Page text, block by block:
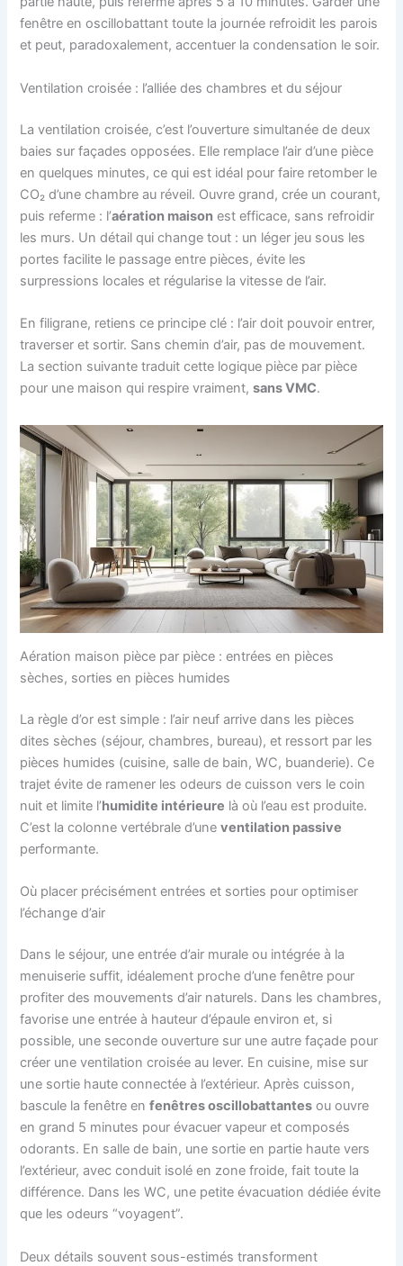
fenêtre en oscillobattant toute la journée refroidit les parois
et peut, paradoxalement, accentuer la condensation le soir.
Ventilation croisée : l’alliée des chambres et du séjour
La ventilation croisée, c’est l’ouverture simultanée de deux
baies sur façades opposées. Elle remplace l’air d’une pièce
en quelques minutes, ce qui est idéal pour faire retomber le
CO₂ d’une chambre au réveil. Ouvre grand, crée un courant,
puis referme : l’aération maison est efficace, sans refroidir
les murs. Un détail qui change tout : un léger jeu sous les
portes facilite le passage entre pièces, évite les
surpressions locales et régularise la vitesse de l’air.
En filigrane, retiens ce principe clé : l’air doit pouvoir entrer,
traverser et sortir. Sans chemin d’air, pas de mouvement.
La section suivante traduit cette logique pièce par pièce
pour une maison qui respire vraiment,sans VMC.
Aération maison pièce par pièce : entrées en pièces
sèches, sorties en pièces humides
La règle d’or est simple : l’air neuf arrive dans les pièces
dites sèches (séjour, chambres, bureau), et ressort par les
pièces humides (cuisine, salle de bain, WC, buanderie). Ce
trajet évite de ramener les odeurs de cuisson vers le coin
nuit et limite l’humidite intérieure là où l’eau est produite.
C’est la colonne vertébrale d’uneventilation passive
performante.
Où placer précisément entrées et sorties pour optimiser
l’échange d’air
Dans le séjour, une entrée d’air murale ou intégrée à la
menuiserie suffit, idéalement proche d’une fenêtre pour
profiter des mouvements d’air naturels. Dans les chambres,
favorise une entrée à hauteur d’épaule environ et, si
possible, une seconde ouverture sur une autre façade pour
créer une ventilation croisée au lever. En cuisine, mise sur
une sortie haute connectée à l’extérieur. Après cuisson,
bascule la fenêtre enfenêtres oscillobattantes ou ouvre
en grand 5 minutes pour évacuer vapeur et composés
odorants. En salle de bain, une sortie en partie haute vers
l’extérieur, avec conduit isolé en zone froide, fait toute la
différence. Dans les WC, une petite évacuation dédiée évite
que les odeurs “voyagent”.
Deux détails souvent sous-estimés transforment